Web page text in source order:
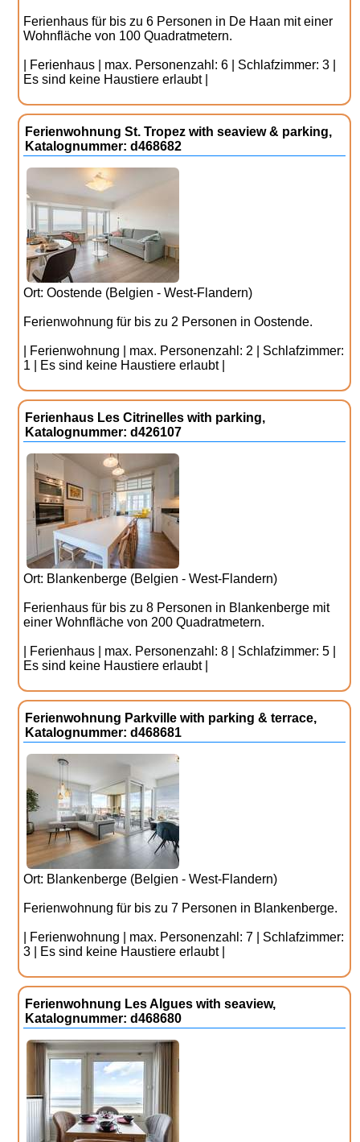
Ferienhaus für bis zu 6 Personen in De Haan mit einer
Wohnfläche von 100 Quadratmetern.
| Ferienhaus | max. Personenzahl: 6 | Schlafzimmer: 3 |
Es sind keine Haustiere erlaubt |
Ferienwohnung St. Tropez with seaview & parking,
Katalognummer: d468682
Ort: Oostende (Belgien - West-Flandern)
Ferienwohnung für bis zu 2 Personen in Oostende.
| Ferienwohnung | max. Personenzahl: 2 | Schlafzimmer:
1 | Es sind keine Haustiere erlaubt |
Ferienhaus Les Citrinelles with parking,
Katalognummer: d426107
Ort: Blankenberge (Belgien - West-Flandern)
Ferienhaus für bis zu 8 Personen in Blankenberge mit
einer Wohnfläche von 200 Quadratmetern.
| Ferienhaus | max. Personenzahl: 8 | Schlafzimmer: 5 |
Es sind keine Haustiere erlaubt |
Ferienwohnung Parkville with parking & terrace,
Katalognummer: d468681
Ort: Blankenberge (Belgien - West-Flandern)
Ferienwohnung für bis zu 7 Personen in Blankenberge.
| Ferienwohnung | max. Personenzahl: 7 | Schlafzimmer:
3 | Es sind keine Haustiere erlaubt |
Ferienwohnung Les Algues with seaview,
Katalognummer: d468680